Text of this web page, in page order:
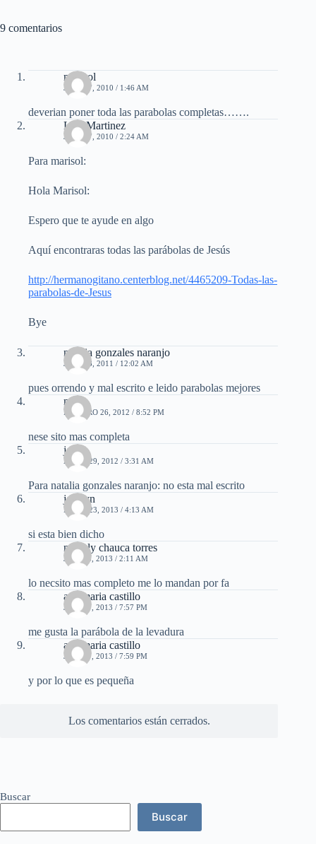
9 comentarios
marisol
JUNIO 7, 2010 / 1:46 AM
deverian poner toda las parabolas completas…….
Luis Martinez
JUNIO 7, 2010 / 2:24 AM
Para marisol:
Hola Marisol:
Espero que te ayude en algo
Aquí encontraras todas las parábolas de Jesús
http://hermanogitano.centerblog.net/4465209-Todas-las-
parabolas-de-Jesus
Bye
natalia gonzales naranjo
JUNIO 8, 2011 / 12:02 AM
pues orrendo y mal escrito e leido parabolas mejores
mifer
FEBRERO 26, 2012 / 8:52 PM
nese sito mas completa
jorge
ABRIL 29, 2012 / 3:31 AM
Para natalia gonzales naranjo: no esta mal escrito
joselyn
MAYO 23, 2013 / 4:13 AM
si esta bien dicho
nathaly chauca torres
JULIO 3, 2013 / 2:11 AM
lo necsito mas completo me lo mandan por fa
ana maria castillo
JULIO 7, 2013 / 7:57 PM
me gusta la parábola de la levadura
ana maria castillo
JULIO 7, 2013 / 7:59 PM
y por lo que es pequeña
Los comentarios están cerrados.
Buscar
Buscar